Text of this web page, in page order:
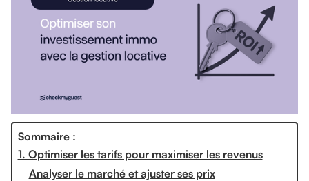
Sommaire :
1. Optimiser les tarifs pour maximiser les revenus
Analyser le marché et ajuster ses prix